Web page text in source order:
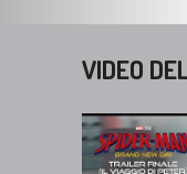
VIDEO